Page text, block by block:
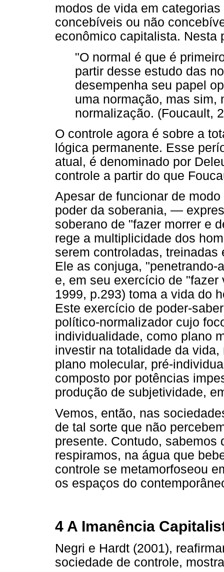
modos de vida em
concebíveis ou não
econômico capitalista. Nesta
"O normal é que é
partir desse estudo das
desempenha seu papel
uma normação, mas sim,
normalização. (Foucault,
O controle agora é sobre a
lógica permanente. Esse
atual, é denominado por
controle a partir do que
Apesar de funcionar de
poder da soberania, —
soberano de "fazer morrer e
rege a multiplicidade dos
serem controladas,
Ele as conjuga,
e, em seu exercício de
1999, p.293) toma a vida do
Este exercício de poder-
político-normalizador cujo
individualidade, como plano
investir na totalidade da
plano molecular, pré-
composto por potências
produção de subjetividade,
Vemos, então, nas
de tal sorte que não
presente. Contudo, sabemos
respiramos, na água que
controle se metamorfoseou
os espaços do
4 A Imanência
Negri e Hardt (2001),
sociedade de controle,